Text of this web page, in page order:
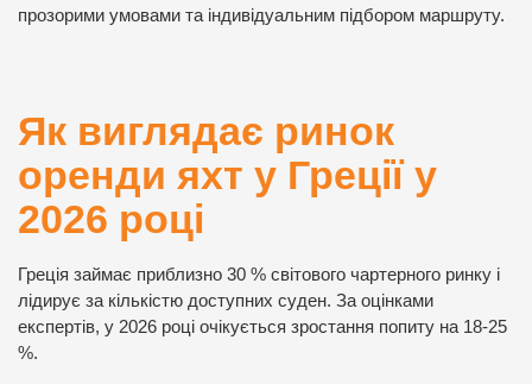
прозорими умовами та індивідуальним підбором маршруту.
Як виглядає ринок
оренди яхт у Греції у
2026 році
Греція займає приблизно 30 % світового чартерного ринку і
лідирує за кількістю доступних суден. За оцінками
експертів, у 2026 році очікується зростання попиту на 18-25
%.